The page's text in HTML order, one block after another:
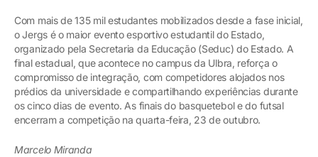
Com mais de 135 mil estudantes mobilizados desde a fase inicial,
o Jergs é o maior evento esportivo estudantil do Estado,
organizado pela Secretaria da Educação (Seduc) do Estado. A
final estadual, que acontece no campus da Ulbra, reforça o
compromisso de integração, com competidores alojados nos
prédios da universidade e compartilhando experiências durante
os cinco dias de evento. As finais do basquetebol e do futsal
encerram a competição na quarta-feira, 23 de outubro.
Marcelo Miranda